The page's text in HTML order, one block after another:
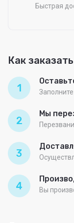
Быстрая
Как заказать
1
2
Мы
3
4 Вы